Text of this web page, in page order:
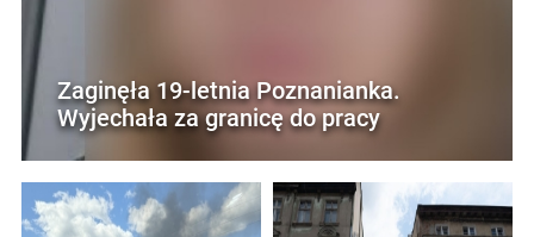
Zaginęła 19-letnia Poznanianka.
Wyjechała za granicę do pracy